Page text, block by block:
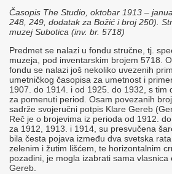
Časopis The Studio, oktobar 1913 –
248, 249, dodatak za Božić i broj 250).
muzej Subotica (inv. br. 5718)
Predmet se nalazi u fondu stručne, tj.
muzeja, pod inventarskim brojem 5718.
fondu se nalazi još nekoliko uvezenih
umetničkog časopisa za umetnost i
1907. do 1914. i od 1925. do 1932, s tim
za pomenuti period. Osam povezanih
sadrže svojeručni potpis Klare Gereb
Reč je o brojevima iz perioda od 1912.
za 1912, 1913. i 1914, su presvučena
bila česta pojava između dva svetska
zelenim i žutim lišćem, te horizontalnim
pozadini, je mogla izabrati sama vlasnica
Gereb.